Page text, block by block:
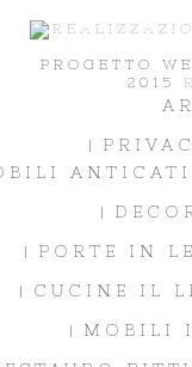
PROGETTO
2015
PORTE IN
CUCINE IL
MOBILI